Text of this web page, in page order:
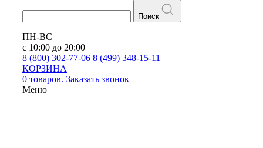
Поиск
ПН-ВС
с 10:00 до 20:00
8 (800) 302-77-06 8 (499) 348-15-11
КОРЗИНА
0 товаров. Заказать звонок
Меню